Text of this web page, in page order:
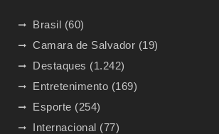
Brasil (60)
Camara de Salvador (19)
Destaques (1.242)
Entretenimento (169)
Esporte (254)
Internacional (77)